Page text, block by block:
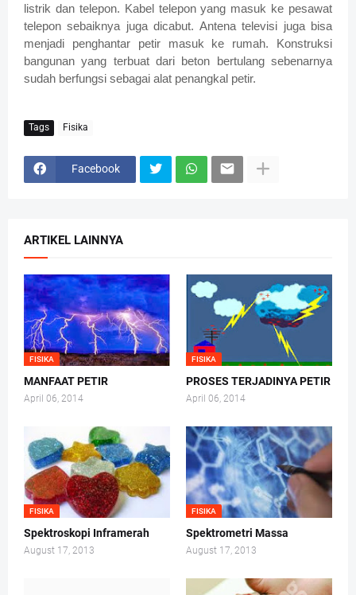
listrik dan telepon. Kabel telepon yang masuk ke pesawat
telepon sebaiknya juga dicabut. Antena televisi juga bisa
menjadi penghantar petir masuk ke rumah. Konstruksi
bangunan yang terbuat dari beton bertulang sebenarnya
sudah berfungsi sebagai alat penangkal petir.
Tags Fisika
Facebook
ARTIKEL LAINNYA
FISIKA
MANFAAT PETIR
April 06, 2014
FISIKA
PROSES TERJADINYA PETIR
April 06, 2014
FISIKA
Spektroskopi Inframerah
August 17, 2013
FISIKA
Spektrometri Massa
August 17, 2013